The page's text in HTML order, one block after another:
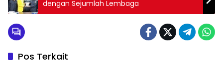
dengan Sejumlah Lembaga
Pos Terkait